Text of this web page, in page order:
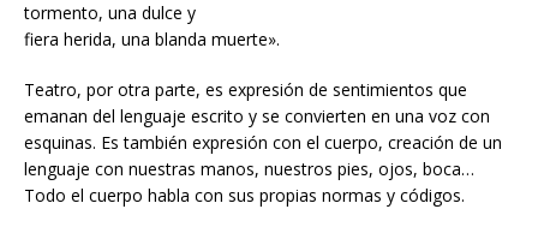
tormento, una dulce y
fiera herida, una blanda muerte».
Teatro, por otra parte, es expresión de sentimientos que
emanan del lenguaje escrito y se convierten en una voz con
esquinas. Es también expresión con el cuerpo, creación de un
lenguaje con nuestras manos, nuestros pies, ojos, boca…
Todo el cuerpo habla con sus propias normas y códigos.